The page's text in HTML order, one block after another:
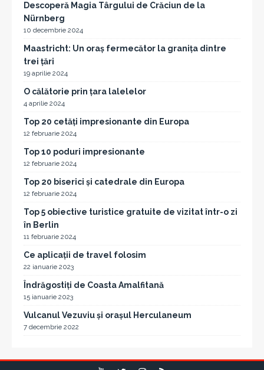
Descoperă Magia Târgului de Crăciun de la
Nürnberg
10 decembrie 2024
Maastricht: Un oraș fermecător la granița dintre
trei țări
19 aprilie 2024
O călătorie prin țara lalelelor
4 aprilie 2024
Top 20 cetăți impresionante din Europa
12 februarie 2024
Top 10 poduri impresionante
12 februarie 2024
Top 20 biserici și catedrale din Europa
12 februarie 2024
Top 5 obiective turistice gratuite de vizitat într-o zi
în Berlin
11 februarie 2024
Ce aplicații de travel folosim
22 ianuarie 2023
Îndrăgostiți de Coasta Amalfitană
15 ianuarie 2023
Vulcanul Vezuviu și orașul Herculaneum
7 decembrie 2022